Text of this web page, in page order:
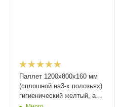
Паллет 1200х800х160 мм
(cплошной на3-х полозьях)
гигиенический желтый, арт.
IR 1208-3R-G желтый, код: